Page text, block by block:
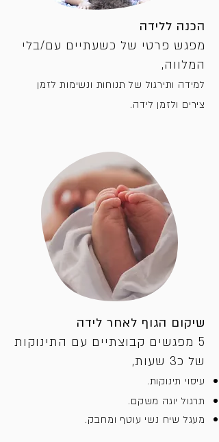
הכנה ללידה
מפגש פרטי של כשעתיים עם/בלי
המלווה,
למידה ותירגול של תנוחות ונשימות לזמן
צירים ולזמן לידה.
שיקום הגוף לאחר לידה
5 מפגשים קבוצתיים עם התינוקות
של כ3 שעות,
עיסוי תינוקות.
תרגול יוגה משקם.
מעגל שיח נשי עוטף ומחבק.